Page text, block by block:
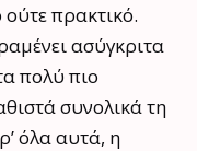
πρακτικό.
ασύγκριτα
πολύ πιο
συνολικά τη
όλα αυτά, η